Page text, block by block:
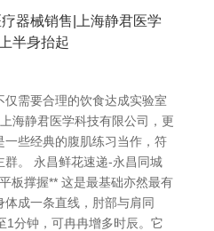
器械销售|上海静君医学
半身抬起
需要合理的饮食达成实验室
海静君医学科技有限公司，更
些经典的腹肌练习当作，符
。 永昌鲜花速递-永昌同城
板撑握** 这是最基础亦然最有
成一条直线，肘部与肩同
1分钟，可冉冉增多时辰。它